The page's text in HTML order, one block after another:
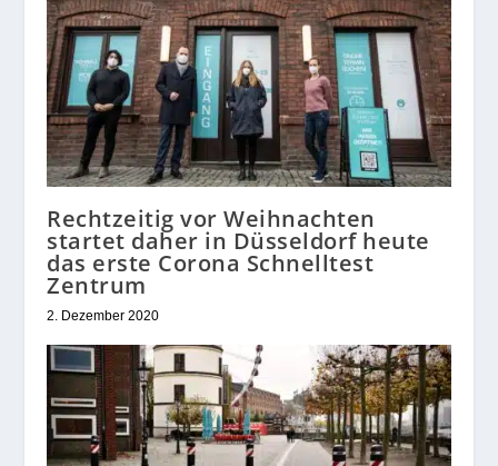
Rechtzeitig vor Weihnachten
startet daher in Düsseldorf heute
das erste Corona Schnelltest
Zentrum
2. Dezember 2020